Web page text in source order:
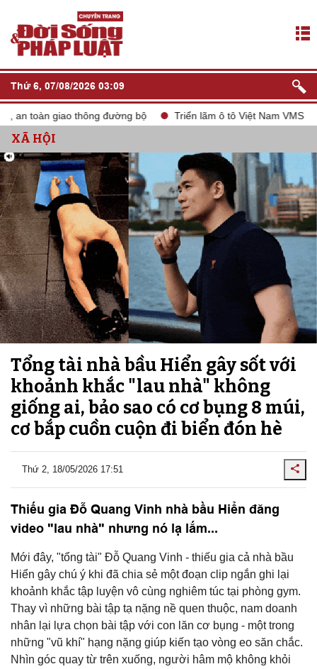
Thứ 6, 07/08/2026 03:09
giao thông đường bộ Triển lãm ô tô Việt Nam VMS 2024
XÃ HỘI
Tổng tài nhà bầu Hiển gây sốt với
khoảnh khắc "lau nhà" không
giống ai, bảo sao có cơ bụng 8 múi,
cơ bắp cuồn cuộn đi biển đón hè
Thứ 2, 18/05/2026 17:51
Thiếu gia Đỗ Quang Vinh nhà bầu Hiển đăng
video "lau nhà" nhưng nó lạ lắm...
Mới đây, "tổng tài" Đỗ Quang Vinh - thiếu gia cả nhà bầu
Hiển gây chú ý khi đã chia sẻ một đoạn clip ngắn ghi lại
khoảnh khắc tập luyện vô cùng nghiêm túc tại phòng gym.
Thay vì những bài tập tạ nặng nề quen thuộc, nam doanh
nhân lại lựa chọn bài tập với con lăn cơ bụng - một trong
những "vũ khí" hạng nặng giúp kiến tạo vòng eo săn chắc.
Nhìn góc quay từ trên xuống, người hâm mộ không khỏi